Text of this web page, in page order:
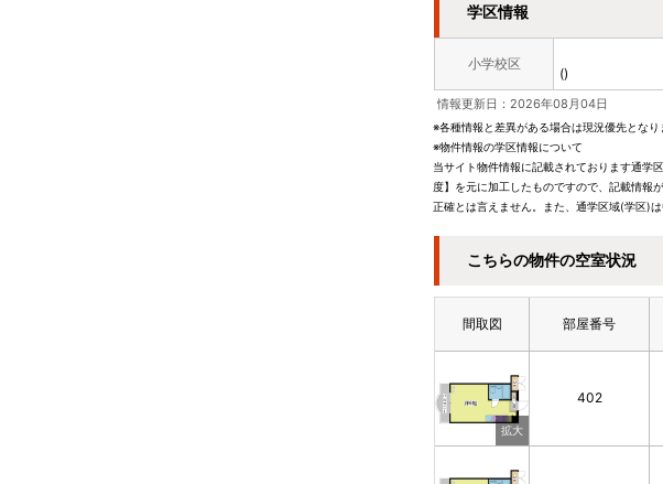
学区情報
小学校区
()
情報更新日：2026年08月04日
※各種情報と差異がある場合は現況優先となり
※物件情報の学区情報について
当サイト物件情報に記載されております通学
度】を元に加工したものですので、記載情報
正確とは言えません。また、通学区域(学区)
こちらの物件の空室状況
間取図 部屋番号
402